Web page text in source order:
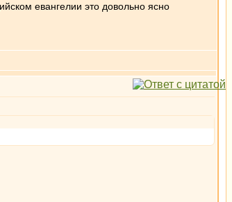
евангелии это довольно ясно